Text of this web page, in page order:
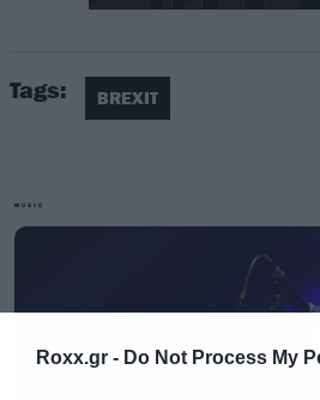
Roxx.gr - Do Not Process My
«Με την κακή συμφωνία για
κυβέρνηση μας όχι μόνο
βρετανικά συγκροτήματα
παίξουν στο εξωτερικό,
μεγάλα ονόματα να το
Tags: BREXIT
MUSIC